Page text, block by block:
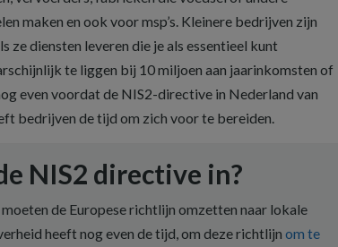
maken en ook voor msp’s. Kleinere bedrijven zijn
ze diensten leveren die je als essentieel kunt
te liggen bij 10 miljoen aan jaarinkomsten of
even voordat de NIS2-directive in Nederland van
bedrijven de tijd om zich voor te bereiden.
NIS2 directive in?
de Europese richtlijn omzetten naar lokale
heeft nog even de tijd, om deze richtlijn om te